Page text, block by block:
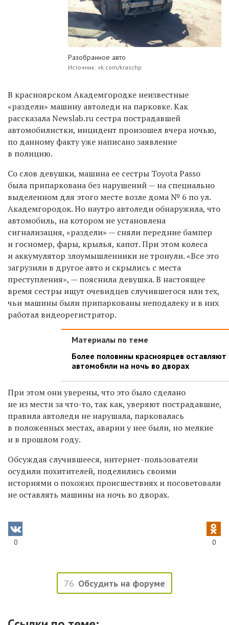
Разобранное авто
Источник: vk.com/kraschp
В красноярском Академгородке неизвестные
«раздели» машину автоледи на парковке. Как
рассказала Newslab.ru сестра пострадавшей
автомобилистки, инцидент произошел вчера ночью,
по данному факту уже написано заявление
в полицию.
Со слов девушки, машина ее сестры Toyota Passo
была припаркована без нарушений — на специально
выделенном для этого месте возле дома № 6 по ул.
Академгородок. Но наутро автоледи обнаружила, что
автомобиль, на котором не установлена
сигнализация, «раздели» — сняли передние бампер
и госномер, фары, крылья, капот. При этом колеса
и аккумулятор злоумышленники не тронули. «Все это
загрузили в другое авто и скрылись с места
преступления», — пояснила девушка. В настоящее
время сестры ищут очевидцев случившегося или тех,
чьи машины были припаркованы неподалеку и в них
работал видеорегистратор.
Материалы по теме
Более половины красноярцев оставляют
автомобили на ночь во дворах
При этом они уверены, что это было сделано
не из мести за что-то, так как, уверяют пострадавшие,
правила автоледи не нарушала, парковалась
в положенных местах, аварии у нее были, но мелкие
и в прошлом году.
Обсуждая случившееся, интернет-пользователи
осудили похитителей, поделились своими
историями о похожих происшествиях и посоветовали
не оставлять машины на ночь во дворах.
0 0
76 Обсудить на форуме